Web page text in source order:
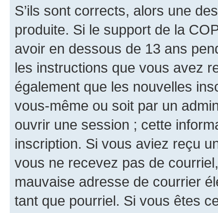
S’ils sont corrects, alors une
produite. Si le support de la
avoir en dessous de 13 ans
les instructions que vous avez
également que les nouvelles
vous-même ou soit par un
ouvrir une session ; cette
inscription. Si vous aviez reçu
vous ne recevez pas de
mauvaise adresse de courrier
tant que pourriel. Si vous êtes